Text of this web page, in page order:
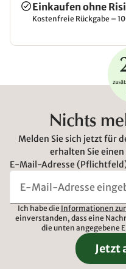
Einkaufen ohne
Kostenfreie Rückgabe –
Nichts
Melden Sie sich jetzt für
erhalten Sie
E-Mail-Adresse
Ich habe die Informationen
einverstanden, dass eine
die unten angegebene
Jetzt